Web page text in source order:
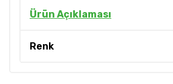
Ürün Açıklaması
Renk